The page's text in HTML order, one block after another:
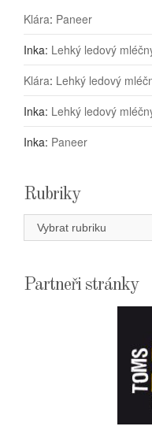
Klára: Paneer
Inka: Lehký ledový
Klára: Lehký ledový
Inka: Lehký ledový
Inka: Paneer
Rubriky
Rubriky
Partneři stránky